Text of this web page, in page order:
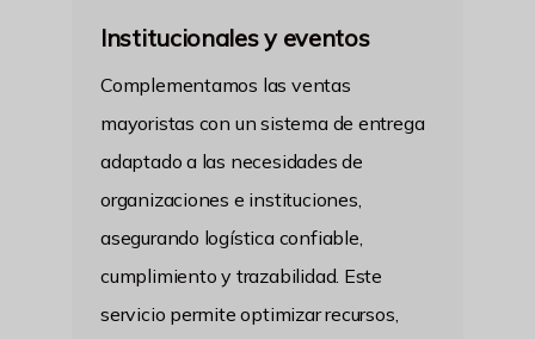
Institucionales y eventos
Complementamos las ventas
mayoristas con un sistema de entrega
adaptado a las necesidades de
organizaciones e instituciones,
asegurando logística confiable,
cumplimiento y trazabilidad. Este
servicio permite optimizar recursos,